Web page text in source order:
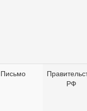
Письмо
РФ